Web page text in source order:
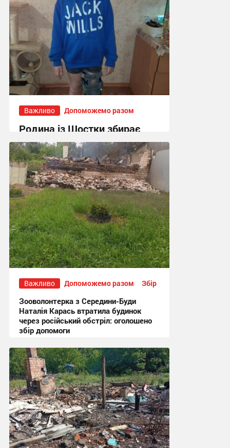
Важливо Допоможемо разом
Родина із Шостки збирає
гроші на операцію з
подовження ноги для 11-
річного сина
16:55, 30.07.2026
Важливо Допоможемо разом Збір
Зооволонтерка з Середини-Буди
Наталія Карась втратила будинок
через російський обстріл: оголошено
збір допомоги
13:51, 17.07.2026